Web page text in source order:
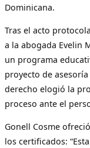
Dominicana.
Tras el acto
a la abogada Evelin
un programa
proyecto de
derecho elogió la
proceso ante el
Gonell Cosme
los certificados: